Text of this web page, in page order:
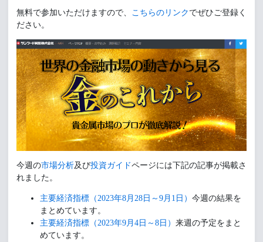
無料で参加いただけますので、 こちらのリンク でぜひご登録く
ださい。
今週の市場分析及び投資ガイドページには下記の記事が掲載さ
れました。
主要経済指標（2023年8月28日～9月1日） 今週の結果を
まとめています。
主要経済指標（2023年9月4日～8日） 来週の予定をまと
めています。